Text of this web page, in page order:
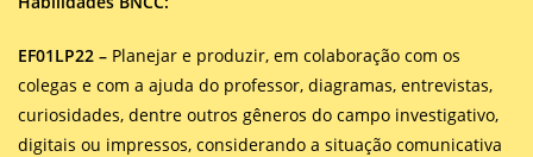
EF01LP22 – Planejar e produzir, em colaboração com os
colegas e com a ajuda do professor, diagramas, entrevistas,
curiosidades, dentre outros gêneros do campo investigativo,
digitais ou impressos, considerando a situação comunicativa